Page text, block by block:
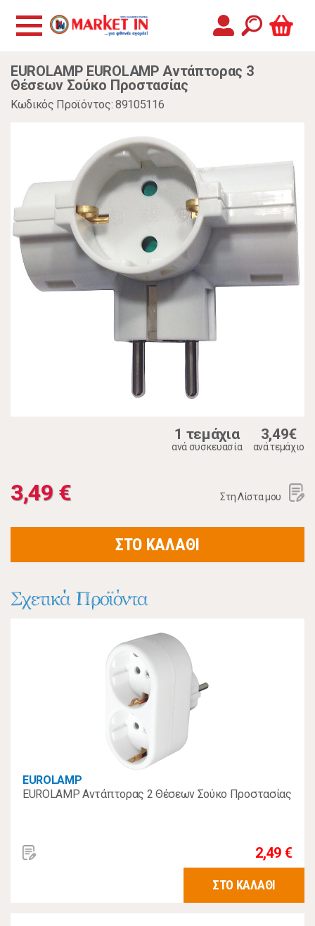
EUROLAMP EUROLAMP Αντάπτορας 3
Θέσεων Σούκο Προστασίας
Κωδικός Προϊόντος: 89105116
1 τεμάχια
ανά συσκευασία
3,49€
ανά τεμάχιο
3,49 € Στη Λίστα μου
ΣΤΟ ΚΑΛΑΘΙ
Σχετικά Προϊόντα
EUROLAMP
EUROLAMP Αντάπτορας 2 Θέσεων Σούκο Προστασίας
2,49 €
ΣΤΟ ΚΑΛΑΘΙ